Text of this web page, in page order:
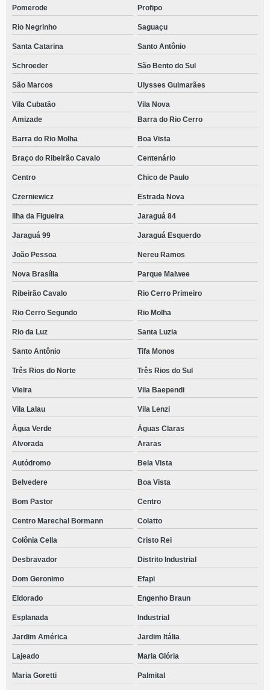
Pomerode Profipo
Rio Negrinho Saguaçu
Santa Catarina Santo Antônio
Schroeder São Bento do Sul
São Marcos Ulysses Guimarães
Vila Cubatão
Vila Nova
Amizade
Barra do Rio Cerro
Barra do Rio Molha Boa Vista
Braço do Ribeirão Cavalo Centenário
Centro Chico de Paulo
Czerniewicz Estrada Nova
Ilha da Figueira Jaraguá 84
Jaraguá 99 Jaraguá Esquerdo
João Pessoa Nereu Ramos
Nova Brasília Parque Malwee
Ribeirão Cavalo Rio Cerro Primeiro
Rio Cerro Segundo Rio Molha
Rio da Luz Santa Luzia
Santo Antônio Tifa Monos
Três Rios do Norte Três Rios do Sul
Vieira Vila Baependi
Vila Lalau Vila Lenzi
Água Verde
Águas Claras
Alvorada
Araras
Autódromo Bela Vista
Belvedere Boa Vista
Bom Pastor Centro
Centro Marechal Bormann Colatto
Colônia Cella Cristo Rei
Desbravador Distrito Industrial
Dom Geronimo Efapi
Eldorado Engenho Braun
Esplanada Industrial
Jardim América Jardim Itália
Lajeado Maria Glória
Maria Goretti Palmital